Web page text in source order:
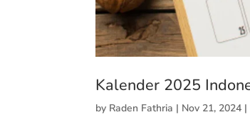
Kalender 2025
by Raden Fathria | Nov 21, 2024 |